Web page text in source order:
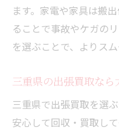
ます。家電や家具は搬
ることで事故やケガの
を選ぶことで、よりス
三重県の出張買取な
三重県で出張買取を選
安心して回収・買取し